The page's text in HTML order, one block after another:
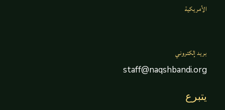
الأمريكية
بريد إلكتروني
staff@naqshbandi.org
يتبرع